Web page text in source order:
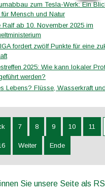
zum Tesla-Werk: Ein
Mensch und Natur
Ralf ab 10. November 2025 im
fordert zwölf Punkte für eine
2025: Wie kann lokaler
werden?
Lebens? Flüsse, Wasserkraft
7 8 9 10 11
Weiter Ende
Sie unsere Seite als